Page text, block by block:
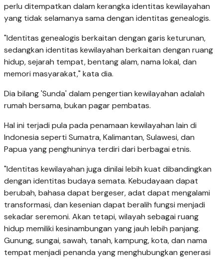
perlu ditempatkan dalam kerangka identitas kewilayahan
yang tidak selamanya sama dengan identitas genealogis.
"Identitas genealogis berkaitan dengan garis keturunan,
sedangkan identitas kewilayahan berkaitan dengan ruang
hidup, sejarah tempat, bentang alam, nama lokal, dan
memori masyarakat," kata dia.
Dia bilang 'Sunda' dalam pengertian kewilayahan adalah
rumah bersama, bukan pagar pembatas.
Hal ini terjadi pula pada penamaan kewilayahan lain di
Indonesia seperti Sumatra, Kalimantan, Sulawesi, dan
Papua yang penghuninya terdiri dari berbagai etnis.
"Identitas kewilayahan juga dinilai lebih kuat dibandingkan
dengan identitas budaya semata. Kebudayaan dapat
berubah, bahasa dapat bergeser, adat dapat mengalami
transformasi, dan kesenian dapat beralih fungsi menjadi
sekadar seremoni. Akan tetapi, wilayah sebagai ruang
hidup memiliki kesinambungan yang jauh lebih panjang.
Gunung, sungai, sawah, tanah, kampung, kota, dan nama
tempat menjadi penanda yang menghubungkan generasi